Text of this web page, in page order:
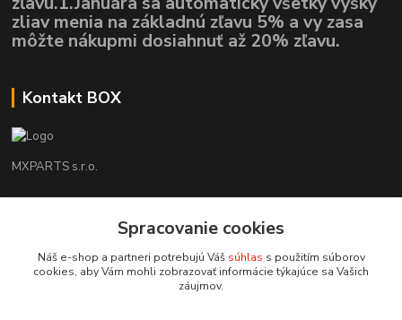
zliav menia na základnú zľavu 5% a vy zasa
môžte nákupmi dosiahnuť až 20% zľavu.
Kontakt BOX
MXPARTS s.r.o.
+421948260186
motokrossk@gmail.com
Spracovanie cookies
Náš e-shop a partneri potrebujú Váš súhlas s použitím súborov
cookies, aby Vám mohli zobrazovať informácie týkajúce sa Vašich
záujmov.